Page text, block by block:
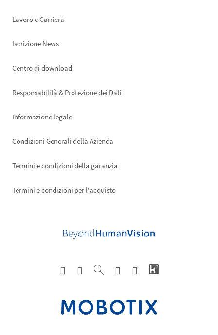
Lavoro e Carriera
Iscrizione News
Footer
Centro di download
Responsabilità & Protezione dei Dati
Informazione legale
Condizioni Generali della Azienda
Termini e condizioni della garanzia
Termini e condizioni per l'acquisto